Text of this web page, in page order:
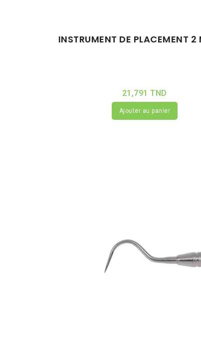
INSTRUMENT DE PLACEMENT 2
21,791 TND
Ajouter au panier